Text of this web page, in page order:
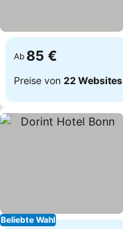
Ab 85 €
Preise von 22 Websites
Beliebte Wahl